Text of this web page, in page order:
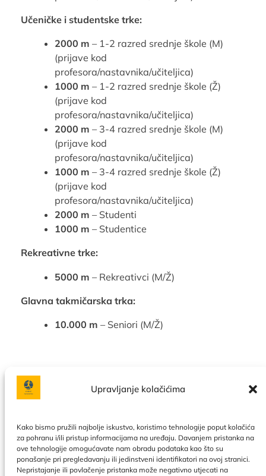
Upravljanje kolačićima
Kako bismo pružili najbolje iskustvo, koristimo tehnologije poput kolačića
za pohranu i/ili pristup informacijama na uređaju. Davanjem pristanka na
ove tehnologije omogućavate nam obradu podataka kao što su
ponašanje pri pregledavanju ili jedinstveni identifikatori na ovoj stranici.
Nepristajanje ili povlačenje pristanka može negativno utjecati na
Učeničke i studentske trke:
2000 m – 1-2 razred srednje škole (M)
(prijave kod
profesora/nastavnika/učiteljica)
1000 m – 1-2 razred srednje škole (Ž)
(prijave kod
profesora/nastavnika/učiteljica)
2000 m – 3-4 razred srednje škole (M)
(prijave kod
profesora/nastavnika/učiteljica)
1000 m – 3-4 razred srednje škole (Ž)
(prijave kod
profesora/nastavnika/učiteljica)
2000 m – Studenti
1000 m – Studentice
Rekreativne trke:
5000 m – Rekreativci (M/Ž)
Glavna takmičarska trka:
10.000 m – Seniori (M/Ž)
Facebook
Instagram
Politika privatnosti|Uslovi korištenja|Naše usluge
nama | Kontakt|Kalendar| Politika kolačića